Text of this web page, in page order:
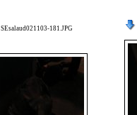
SEsalaud021103-181.JPG